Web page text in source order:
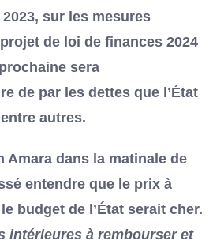
sur les mesures
de loi de finances 2024
sera
de par les dettes que l’État
autres.
Amara dans la matinale de
entendre que le prix à
budget de l’État serait cher.
intérieures à rembourser et